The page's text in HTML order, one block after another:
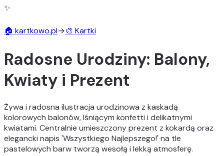
✨
🏠 kartkowo.pl→🎨 Kartki
Radosne Urodziny: Balony,
Kwiaty i Prezent
Żywa i radosna ilustracja urodzinowa z kaskadą
kolorowych balonów, lśniącym konfetti i delikatnymi
kwiatami. Centralnie umieszczony prezent z kokardą oraz
elegancki napis 'Wszystkiego Najlepszego!' na tle
pastelowych barw tworzą wesołą i lekką atmosferę.